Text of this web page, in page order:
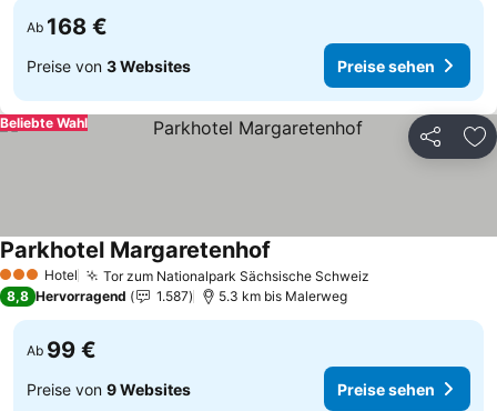
Ab 168 €
Preise von 3 Websites Preise sehen
Teilen
Beliebte Wahl
3 SterneHotel Tor zum Nationalpark Sächsische Schweiz
Parkhotel Margaretenhof
8,8 Hervorragend 1.587 5.3 km bis Malerweg
Ab 99 €
Preise von 9 Websites Preise sehen